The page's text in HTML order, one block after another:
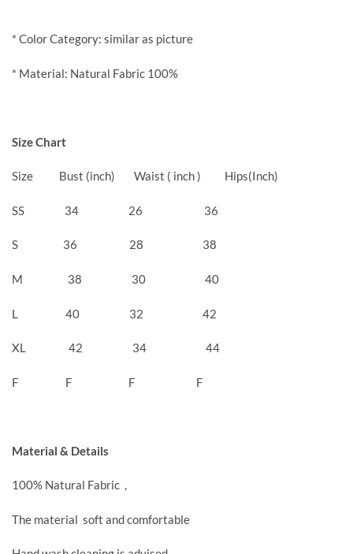
* Color Category: similar as picture
* Material: Natural Fabric 100%
Size Chart
Size Bust (inch) Waist ( inch ) Hips(Inch)
SS 34 26 36
S 36 28 38
M 38 30 40
L 40 32 42
XL 42 34 44
F F F F
Material & Details
100% Natural Fabric ,
The material soft and comfortable